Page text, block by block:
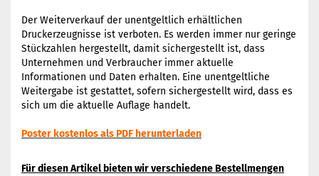
Der Weiterverkauf der unentgeltlich erhältlichen
Druckerzeugnisse ist verboten. Es werden immer nur geringe
Stückzahlen hergestellt, damit sichergestellt ist, dass
Unternehmen und Verbraucher immer aktuelle
Informationen und Daten erhalten. Eine unentgeltliche
Weitergabe ist gestattet, sofern sichergestellt wird, dass es
sich um die aktuelle Auflage handelt.
Poster kostenlos als PDF herunterladen
Für diesen Artikel bieten wir verschiedene Bestellmengen